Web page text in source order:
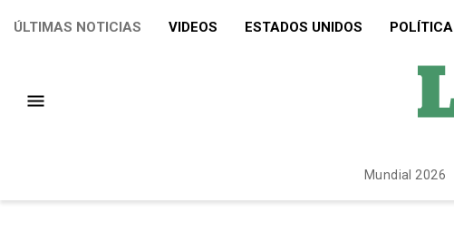
ÚLTIMAS NOTICIAS VIDEOS ESTADOS UNIDOS POLÍTICA
Mundial 2026